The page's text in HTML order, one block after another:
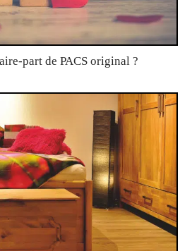
part de PACS original ?